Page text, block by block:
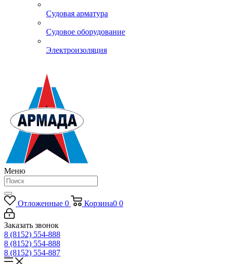
Судовая арматура
Судовое оборудование
Электроизоляция
Меню
Отложенные 0 Корзина0 0
Заказать звонок
8 (8152) 554-888
8 (8152) 554-888
8 (8152) 554-887